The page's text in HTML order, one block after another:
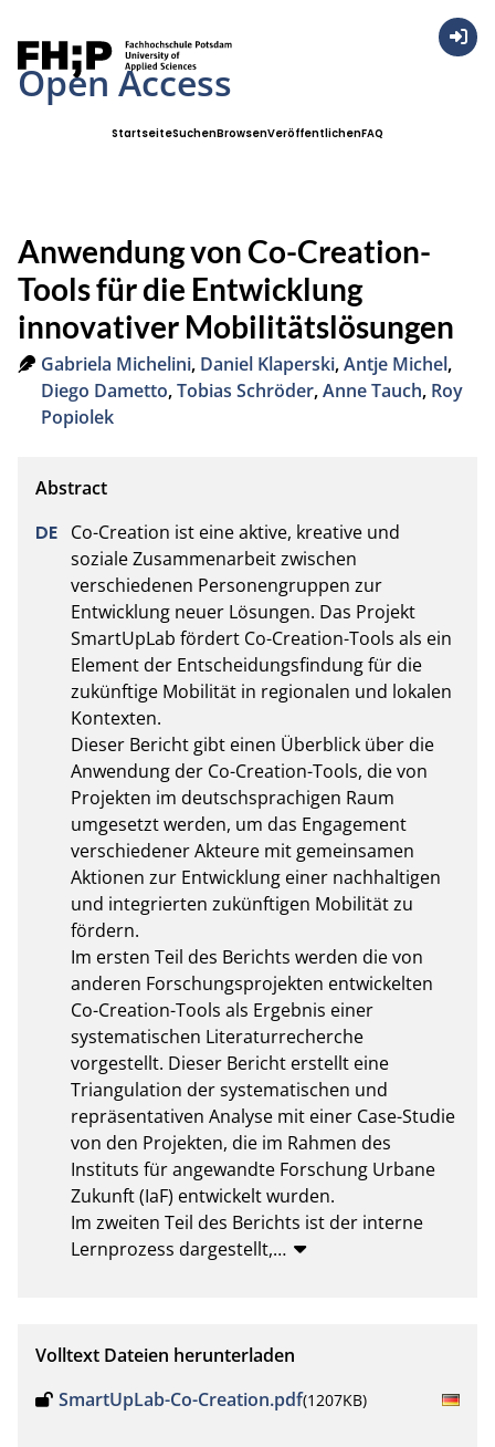
Open Access
StartseiteSuchenBrowsenVeröffentlichenFAQ
Anwendung von Co-Creation-
Tools für die Entwicklung
innovativer Mobilitätslösungen
Gabriela Michelini, Daniel Klaperski,Antje Michel,
Diego Dametto,Tobias Schröder,Anne Tauch, Roy
Popiolek
Co-Creation ist eine aktive, kreative und
soziale Zusammenarbeit zwischen
verschiedenen Personengruppen zur
Entwicklung neuer Lösungen. Das Projekt
SmartUpLab fördert Co-Creation-Tools als ein
Element der Entscheidungsfindung für die
zukünftige Mobilität in regionalen und lokalen
Kontexten.
Dieser Bericht gibt einen Überblick über die
Anwendung der Co-Creation-Tools, die von
Projekten im deutschsprachigen Raum
umgesetzt werden, um das Engagement
verschiedener Akteure mit gemeinsamen
Aktionen zur Entwicklung einer nachhaltigen
und integrierten zukünftigen Mobilität zu
fördern.
Im ersten Teil des Berichts werden die von
anderen Forschungsprojekten entwickelten
Co-Creation-Tools als Ergebnis einer
systematischen Literaturrecherche
vorgestellt. Dieser Bericht erstellt eine
Triangulation der systematischen und
repräsentativen Analyse mit einer Case-Studie
von den Projekten, die im Rahmen des
Instituts für angewandte Forschung Urbane
Zukunft (IaF) entwickelt wurden.
Im zweiten Teil des Berichts ist der interne
Lernprozess dargestellt,…
Volltext Dateien herunterladen
SmartUpLab-Co-Creation.pdf(1207KB)